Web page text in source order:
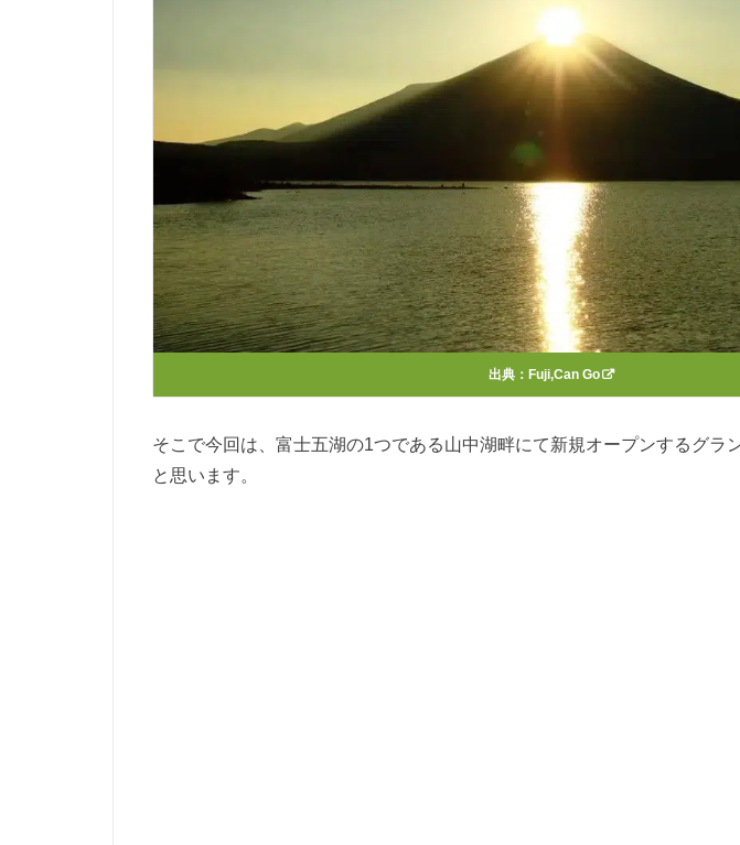
出典： Fuji,Can Go
そこで今回は、富士五湖の1つである山中湖畔にて新規オープンするグラ
と思います。